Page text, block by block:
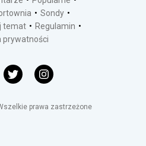
Sondy
temat
Regulamin
prywatności
prawa zastrzeżone